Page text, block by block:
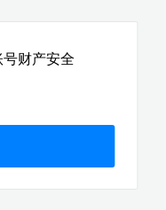
财产安全